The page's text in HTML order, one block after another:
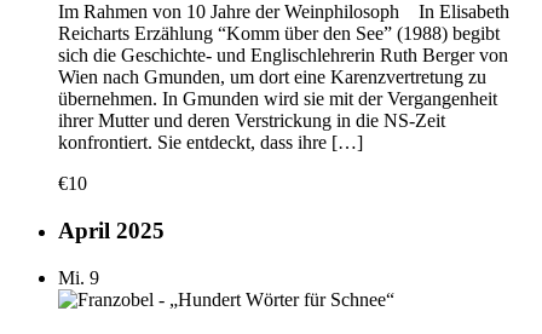
Im Rahmen von 10 Jahre der Weinphilosoph In Elisabeth
Reicharts Erzählung “Komm über den See” (1988) begibt
sich die Geschichte- und Englischlehrerin Ruth Berger von
Wien nach Gmunden, um dort eine Karenzvertretung zu
übernehmen. In Gmunden wird sie mit der Vergangenheit
ihrer Mutter und deren Verstrickung in die NS-Zeit
konfrontiert. Sie entdeckt, dass ihre […]
€10
April 2025
Mi. 9